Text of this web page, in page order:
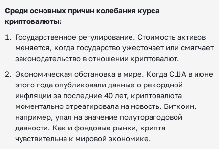
Среди основных причин колебания курса
криптовалюты:
Государственное регулирование. Стоимость активов
меняется, когда государство ужесточает или смягчает
законодательство в отношении криптовалют.
Экономическая обстановка в мире. Когда США в июне
этого года опубликовали данные о рекордной
инфляции за последние 40 лет, криптовалюта
моментально отреагировала на новость. Биткоин,
например, упал на значение полуторагодовой
давности. Как и фондовые рынки, крипта
чувствительна к мировой экономике.